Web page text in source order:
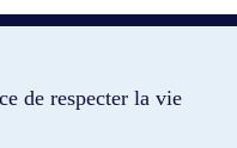
de respecter la vie